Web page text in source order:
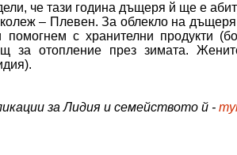
че тази година дъщеря й ще е
колеж – Плевен. За облекло на
с хранителни продукти
за отопление през зимата.
за Лидия и семейството й -